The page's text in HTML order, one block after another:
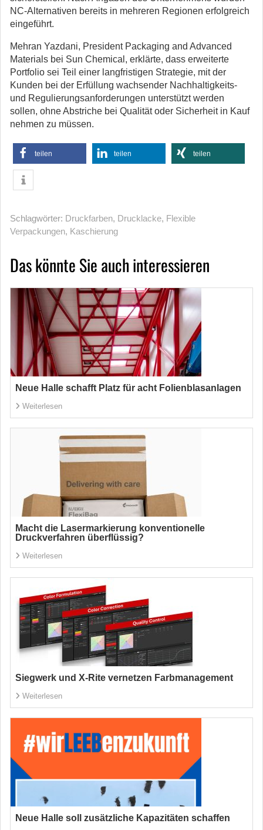
NC-Alternativen bereits in mehreren Regionen erfolgreich
eingeführt.
Mehran Yazdani, President Packaging and Advanced
Materials bei Sun Chemical, erklärte, dass erweiterte
Portfolio sei Teil einer langfristigen Strategie, mit der
Kunden bei der Erfüllung wachsender Nachhaltigkeits-
und Regulierungsanforderungen unterstützt werden
sollen, ohne Abstriche bei Qualität oder Sicherheit in Kauf
nehmen zu müssen.
teilen teilen teilen
Schlagwörter: Druckfarben, Drucklacke, Flexible
Verpackungen, Kaschierung
Das könnte Sie auch interessieren
Neue Halle schafft Platz für acht Folienblasanlagen
Weiterlesen
Macht die Lasermarkierung konventionelle
Druckverfahren überflüssig?
Weiterlesen
Siegwerk und X-Rite vernetzen Farbmanagement
Weiterlesen
Neue Halle soll zusätzliche Kapazitäten schaffen